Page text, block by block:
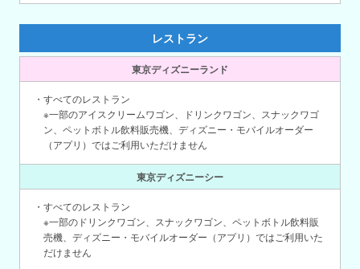
レストラン
東京ディズニーランド
・すべてのレストラン
※一部のアイスクリームワゴン、ドリンクワゴン、スナックワゴ
ン、ペットボトル飲料販売機、ディズニー・モバイルオーダー
（アプリ）ではご利用いただけません
東京ディズニーシー
・すべてのレストラン
※一部のドリンクワゴン、スナックワゴン、ペットボトル飲料販
売機、ディズニー・モバイルオーダー（アプリ）ではご利用いた
だけません